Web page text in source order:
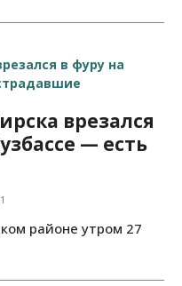
врезался
— есть
районе утром 27